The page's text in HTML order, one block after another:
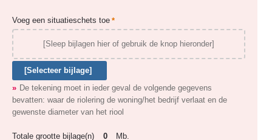
Voeg een situatieschets toe
[Sleep bijlagen hier of gebruik de knop hieronder]
[Selecteer bijlage]
De tekening moet in ieder geval de volgende gegevens
bevatten: waar de riolering de woning/het bedrijf verlaat en de
gewenste diameter van het riool
Totale grootte bijlage(n) 0 Mb.